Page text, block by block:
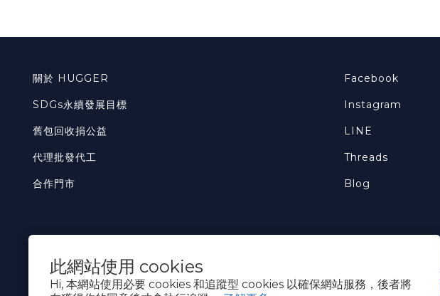
此網站使用 cookies
Hi, 本網站使用必要 cookies 和追蹤型 cookies 以確保網站服務，後者將
關於 HUGGER
SDGs永續發展目標
舊包回收捐公益
代理批發代工
合作門市
Facebook
Instagram
LINE
Threads
Blog